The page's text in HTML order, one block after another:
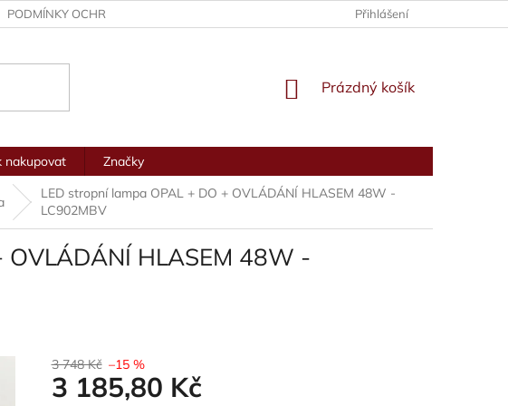
PODMÍNKY OCHRANY OSOBNÍCH ÚDAJŮ Přihlášení
NÁKUPNÍ
Prázdný košík
nakupovat Značky
LED stropní lampa OPAL + DO + OVLÁDÁNÍ HLASEM 48W -
LC902MBV
HLASEM 48W -
3 748 Kč –15 %
3 185,80 Kč